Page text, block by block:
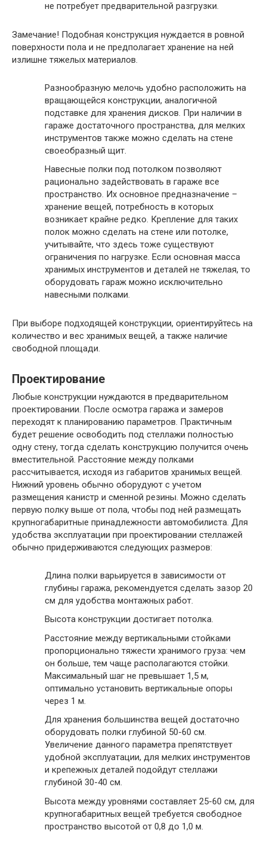
не потребует предварительной разгрузки.
Замечание! Подобная конструкция нуждается в ровной
поверхности пола и не предполагает хранение на ней
излишне тяжелых материалов.
Разнообразную мелочь удобно расположить на
вращающейся конструкции, аналогичной
подставке для хранения дисков. При наличии в
гараже достаточного пространства, для мелких
инструментов также можно сделать на стене
своеобразный щит.
Навесные полки под потолком позволяют
рационально задействовать в гараже все
пространство. Их основное предназначение –
хранение вещей, потребность в которых
возникает крайне редко. Крепление для таких
полок можно сделать на стене или потолке,
учитывайте, что здесь тоже существуют
ограничения по нагрузке. Если основная масса
хранимых инструментов и деталей не тяжелая, то
оборудовать гараж можно исключительно
навесными полками.
При выборе подходящей конструкции, ориентируйтесь на
количество и вес хранимых вещей, а также наличие
свободной площади.
Проектирование
Любые конструкции нуждаются в предварительном
проектировании. После осмотра гаража и замеров
переходят к планированию параметров. Практичным
будет решение освободить под стеллажи полностью
одну стену, тогда сделать конструкцию получится очень
вместительной. Расстояние между полками
рассчитывается, исходя из габаритов хранимых вещей.
Нижний уровень обычно оборудуют с учетом
размещения канистр и сменной резины. Можно сделать
первую полку выше от пола, чтобы под ней размещать
крупногабаритные принадлежности автомобилиста. Для
удобства эксплуатации при проектировании стеллажей
обычно придерживаются следующих размеров:
Длина полки варьируется в зависимости от
глубины гаража, рекомендуется сделать зазор 20
см для удобства монтажных работ.
Высота конструкции достигает потолка.
Расстояние между вертикальными стойками
пропорционально тяжести хранимого груза: чем
он больше, тем чаще располагаются стойки.
Максимальный шаг не превышает 1,5 м,
оптимально установить вертикальные опоры
через 1 м.
Для хранения большинства вещей достаточно
оборудовать полки глубиной 50-60 см.
Увеличение данного параметра препятствует
удобной эксплуатации, для мелких инструментов
и крепежных деталей подойдут стеллажи
глубиной 30-40 см.
Высота между уровнями составляет 25-60 см, для
крупногабаритных вещей требуется свободное
пространство высотой от 0,8 до 1,0 м.